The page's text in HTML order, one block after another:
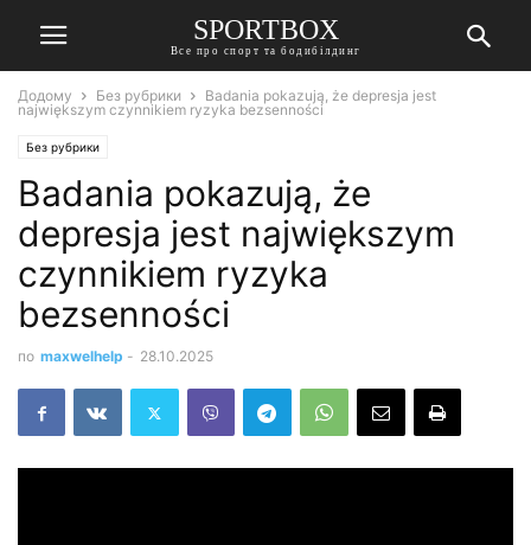
SPORTBOX
Все про спорт та бодибілдинг
Додому Без рубрики
Badania pokazują, że depresja jest
największym czynnikiem ryzyka bezsenności
Без рубрики
Badania pokazują, że
depresja jest największym
czynnikiem ryzyka
bezsenności
по maxwelhelp - 28.10.2025